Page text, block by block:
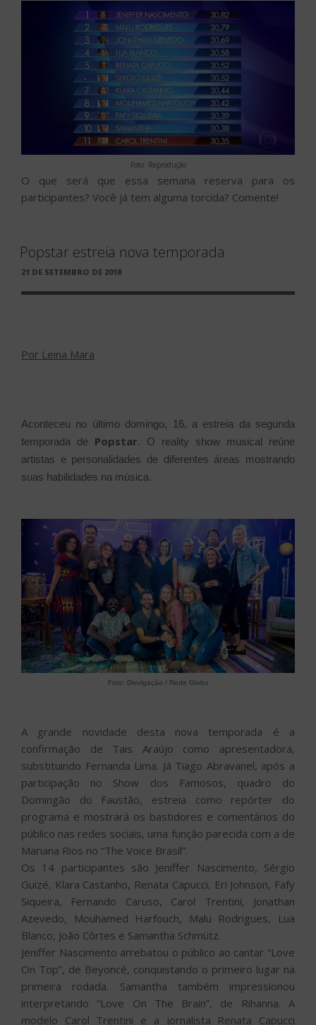
Foto: Reprodução
O que será que essa semana reserva para os
participantes? Você já tem alguma torcida? Comente!
Popstar estreia nova temporada
PUBLICADO
21 DE SETEMBRO DE 2018
Por Leina Mara
Aconteceu no último domingo, 16, a estreia da segunda
temporada de Popstar. O reality show musical reúne
artistas e personalidades de diferentes áreas mostrando
suas habilidades na música.
Foto: Divulgação / Rede Globo
A grande novidade desta nova temporada é a
confirmação de Tais Araújo como apresentadora,
substituindo Fernanda Lima. Já Tiago Abravanel, após a
participação no Show dos Famosos, quadro do
Domingão do Faustão, estreia como repórter do
programa e mostrará os bastidores e comentários do
público nas redes sociais, uma função parecida com a de
Mariana Rios no “The Voice Brasil”.
Os 14 participantes são Jeniffer Nascimento, Sérgio
Guizé, Klara Castanho, Renata Capucci, Eri Johnson, Fafy
Siqueira, Fernando Caruso, Carol Trentini, Jonathan
Azevedo, Mouhamed Harfouch, Malu Rodrigues, Lua
Blanco, João Côrtes e Samantha Schmütz.
Jeniffer Nascimento arrebatou o público ao cantar “Love
On Top”, de Beyoncé, conquistando o primeiro lugar na
primeira rodada. Samantha também impressionou
interpretando “Love On The Brain”, de Rihanna. A
modelo Carol Trentini e a jornalista Renata Capucci